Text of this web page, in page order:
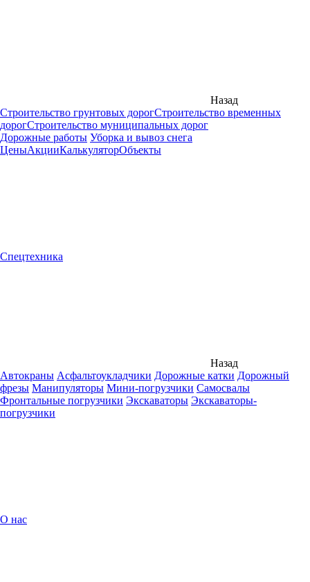
Назад
Строительство грунтовых дорогСтроительство временных
дорогСтроительство муниципальных дорог
Дорожные работы Уборка и вывоз снега
ЦеныАкцииКалькуляторОбъекты
Спецтехника
Назад
Автокраны Асфальтоукладчики Дорожные катки Дорожный
фрезы Манипуляторы Мини-погрузчики Самосвалы
Фронтальные погрузчики Экскаваторы Экскаваторы-
погрузчики
О нас